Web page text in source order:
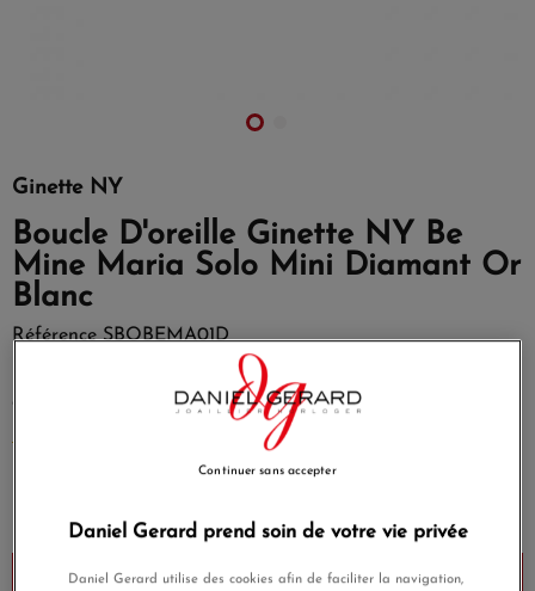
Ginette NY
Boucle D'oreille Ginette NY Be
Mine Maria Solo Mini Diamant Or
Blanc
Référence SBOBEMA01D
boucle d'oreille solo or rose 18 carats et diamant (0,06 ct)
disponible en or rose ou or blanc
Payez seulement 97,50 € aujourd'hui
Ajouter au panier
Daniel Gerard prend soin de votre vie privée
Daniel Gerard utilise des cookies afin de faciliter la navigation,
Continuer sans accepter